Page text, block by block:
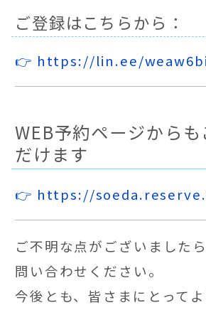
ご登録はこちらから：
👉 https://lin.ee/weaw6bi
WEB予約ページから
だけます
👉 https://
ご不明な点がございました
問い合わせください。
今後とも、皆さまにとって